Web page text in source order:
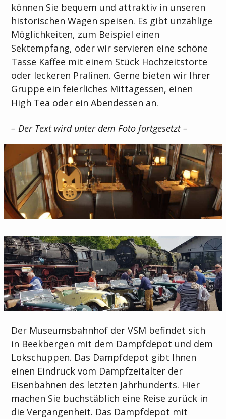
können Sie bequem und attraktiv in unseren
historischen Wagen speisen. Es gibt unzählige
Möglichkeiten, zum Beispiel einen
Sektempfang, oder wir servieren eine schöne
Tasse Kaffee mit einem Stück Hochzeitstorte
oder leckeren Pralinen. Gerne bieten wir Ihrer
Gruppe ein feierliches Mittagessen, einen
High Tea oder ein Abendessen an.
– Der Text wird unter dem Foto fortgesetzt –
Der Museumsbahnhof der VSM befindet sich
in Beekbergen mit dem Dampfdepot und dem
Lokschuppen. Das Dampfdepot gibt Ihnen
einen Eindruck vom Dampfzeitalter der
Eisenbahnen des letzten Jahrhunderts. Hier
machen Sie buchstäblich eine Reise zurück in
die Vergangenheit. Das Dampfdepot mit